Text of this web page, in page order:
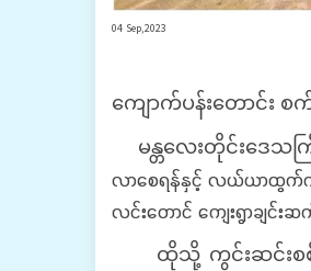
04 Sep,2023
ကျောက်ပန်းတောင်း
မန္တလေးတိုင်းဒေသက
လာစေရန်နှင့် လယ်ယာထွက်ကု
လင်းတောင် ကျေးရွာချင်
ထိုသို့ ကွင်းဆင်းစစ်ဆ